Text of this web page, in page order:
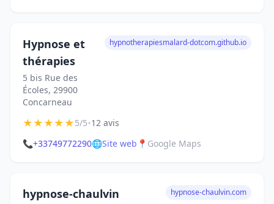
Hypnose et
thérapies
5 bis Rue des
Écoles, 29900
Concarneau
hypnotherapiesmalard-dotcom.github.io
★★★★★5/5•12 avis
📞+33749772290🌐Site web 📍 Google Maps
hypnose-chaulvin hypnose-chaulvin.com